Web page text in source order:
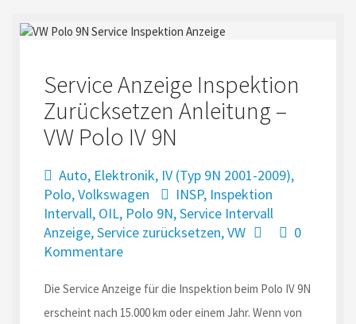
Service Anzeige Inspektion
Zurücksetzen Anleitung –
VW Polo IV 9N
Auto, Elektronik, IV (Typ 9N 2001-2009),
Polo,Volkswagen INSP, Inspektion
Intervall, OIL, Polo 9N,Service Intervall
Anzeige,Service zurücksetzen,VW
0
Kommentare
Die Service Anzeige für die Inspektion beim Polo IV 9N
erscheint nach 15.000 km oder einem Jahr. Wenn von